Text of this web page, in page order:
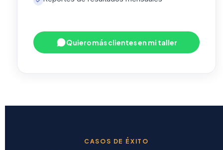
Quiero más clientes en mi taller
CASOS DE ÉXITO